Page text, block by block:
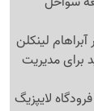
لینکلن
برای مدیریت
لایپزیگ